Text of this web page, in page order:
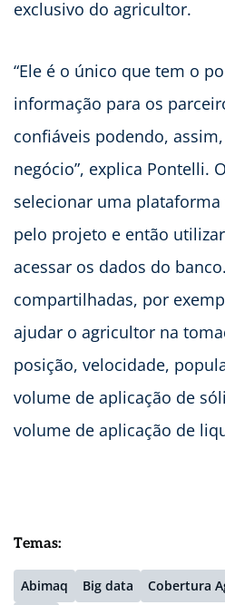
exclusivo do agricultor.
“Ele é o único que tem o
informação para os
confiáveis podendo,
negócio”, explica Pontelli.
selecionar uma
pelo projeto e então
acessar os dados do
compartilhadas, por
ajudar o agricultor na
posição, velocidade,
volume de aplicação de
volume de aplicação de
Temas:
Abimaq Big data Cobertura